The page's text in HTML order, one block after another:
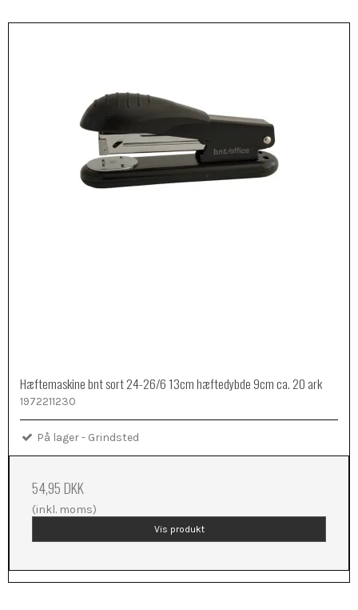
Hæftemaskine bnt sort 24-26/6 13cm hæftedybde 9cm ca. 20 ark
1972211230
På lager - Grindsted
54,95 DKK
(inkl. moms)
Vis produkt